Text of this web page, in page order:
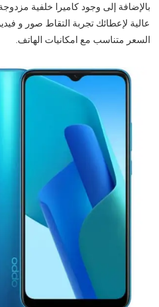
بالإضافة إلى وجود كاميرا خلفية
عالية لإعطائك تجربة التقاط صور و
السعر متناسب مع امكانيات الهاتف.